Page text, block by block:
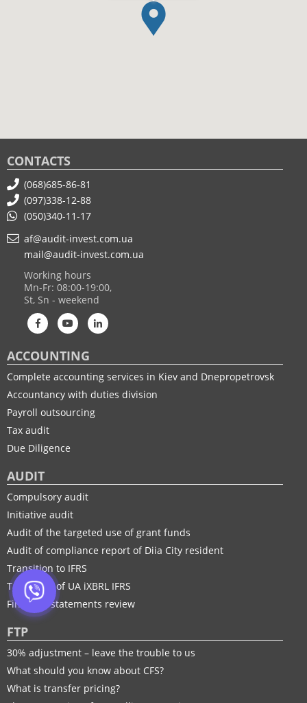
CONTACTS
(068)685-86-81
(097)338-12-88
(050)340-11-17
af@audit-invest.com.ua
mail@audit-invest.com.ua
Working hours
Mn-Fr: 08:00-19:00,
St, Sn - weekend
ACCOUNTING
Complete accounting services in Kiev and Dnepropetrovsk
Accountancy with duties division
Payroll outsourcing
Tax audit
Due Diligence
AUDIT
Compulsory audit
Initiative audit
Audit of the targeted use of grant funds
Audit of compliance report of Diia City resident
Transition to IFRS
Taxonomy of UA іXBRL IFRS
Financial statements review
FTP
30% adjustment – leave the trouble to us
What should you know about CFS?
What is transfer pricing?